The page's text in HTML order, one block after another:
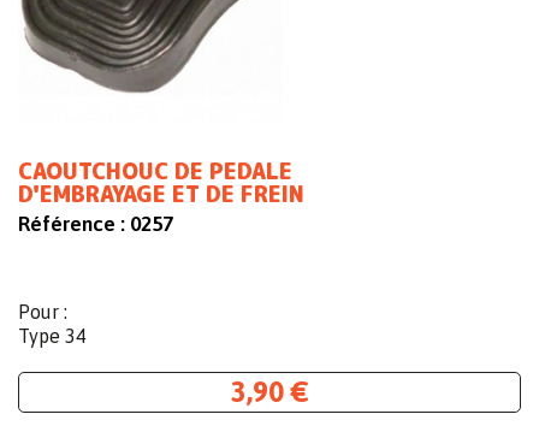
CAOUTCHOUC DE PEDALE
D'EMBRAYAGE ET DE FREIN
Référence : 0257
Pour :
Type 34
3,90 €